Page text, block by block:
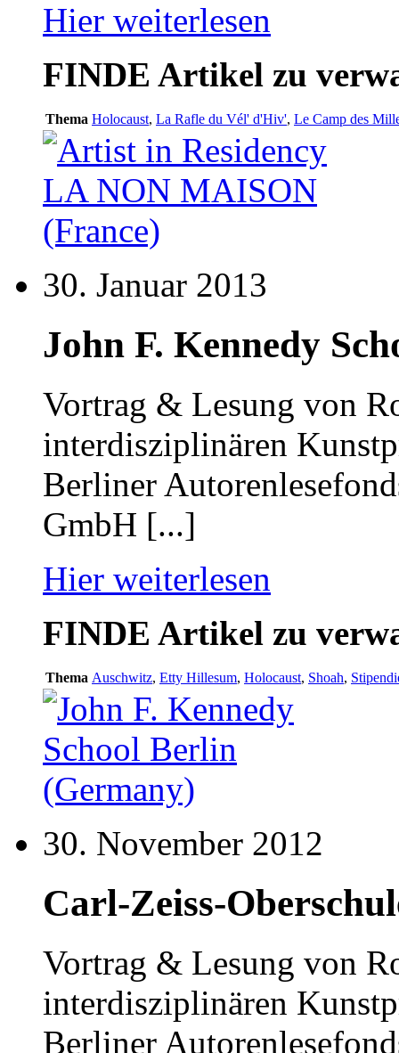
Hier weiterlesen
FINDE Artikel zu
Thema Holocaust, La Rafle du Vél' d'Hiv', Le Camp des
30. Januar 2013
John F. Kennedy
Vortrag & Lesung von
interdisziplinären
Berliner
GmbH [...]
Hier weiterlesen
FINDE Artikel zu
Thema Auschwitz, Etty Hillesum, Holocaust, Shoah,
30. November 2012
Carl-Zeiss-
Vortrag & Lesung von
interdisziplinären
Berliner